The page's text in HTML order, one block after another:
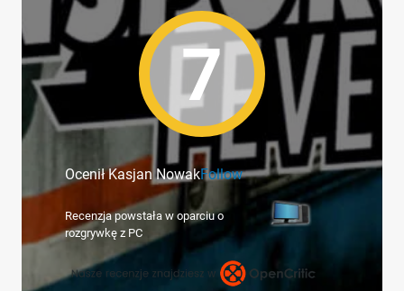
7
Ocenił Kasjan NowakFollow
Recenzja powstała w oparciu o
rozgrywkę z PC